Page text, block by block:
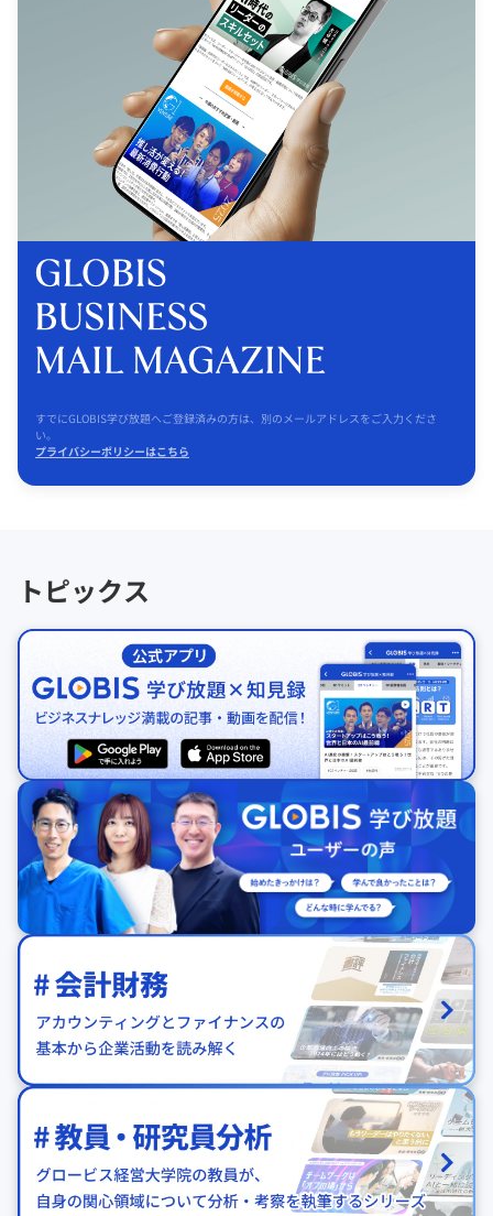
すでにGLOBIS学び放題へご登録済みの方は、別のメールアドレスをご入力くださ
い。
プライバシーポリシーはこちら
トピックス